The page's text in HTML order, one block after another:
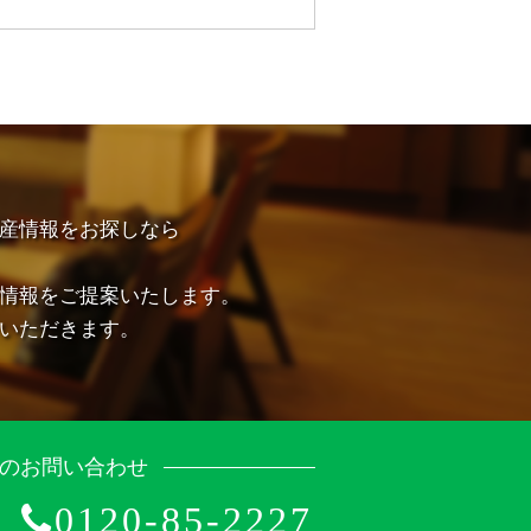
情報をお探しなら
報をご提案いたします。
ただきます。
お問い合わせ
0120-85-2227